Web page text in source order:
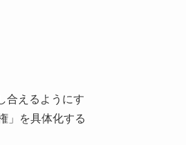
合えるようにす
」を具体化する